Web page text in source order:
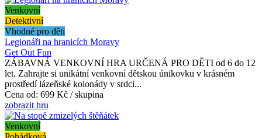
Venkovní
Detektivní
Vhodné pro děti
Legionáři na hranicích Moravy
Get Out Fun
ZÁBAVNÁ VENKOVNÍ HRA URČENÁ PRO DĚTI od 6 do 12
let. Zahrajte si unikátní venkovní dětskou únikovku v krásném
prostředí lázeňské kolonády v srdci...
Cena od: 699 Kč / skupina
zobrazit hru
Venkovní